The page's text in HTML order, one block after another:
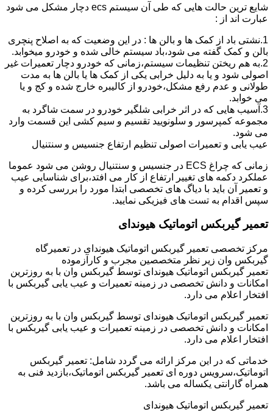
شایع ترین حالت هایی که طی آن سیستم ecs دچار مشکل می شود
عبارت اند از :
1.نشتی باد از کمک ها و بالن ها : در این وضعیت که به اصلاح پنچری
بالن و کمک گفته می شود،باد سیستم خالی شده و خودرو میخوابد.
2.به هم ریختن تنظیمات سیستم،زمانی که خودرو دچار تعمیرات غیر
اصولی شود و یا به دلیل خرابی یکی از کمک ها یا بالن ها به مدت
طولانی و عدم رفع مشکل،خودرو از کالیبره خارج شده و کج و یا
می خوابد.
3.آسیب هایی که در اثر خرابی شلگیر خودرو در سمت شاگرد به
مجموعه کمپرسور و سلونویید تقسیم و سیم کشی این قسمت وارد
می شود.
عیب یابی و تعمیرات اصولی تنظیم ارتفاع جنسیس و سنتنیال
زمانی که چراغ ECS در جنسیس و سنتنیال روشن می شود عموما
عملکرد دکمه های تغییر ارتفاع از کار می افتد،برای شناسایی عیب
و تعمیر آن باید با دیاگ های تخصصی ابتدا مورد را بررسی کرده و
سپس اقدام به تست های فیزیکی نمایید.
تعمیر گیربکس اتوماتیک هیوندای
مرکز تخصصی تعمیر گیربکس اتوماتیک هیوندای در تعمیرگاه
گیربکس وان زیر نظر متخصصین مجرب و کارآزموده
تعمیر گیربکس اتوماتیک هیوندای توسط گیربکس وان با به روزترین
امکانات و دانش تخصصی در زمینه تعمیرات و عیب یابی گیربکس با
افتخار اعلام می دارد.
تعمیر گیربکس اتوماتیک هیوندای توسط گیربکس وان با به روزترین
امکانات و دانش تخصصی در زمینه تعمیرات و عیب یابی گیربکس با
افتخار اعلام می دارد.
خدماتی که در این مرکز ارائه می گردد شامل: تعمیر گیربکس
اتوماتیک،سرویس دوره ای تعمیر گیربکس اتوماتیک،بازدید فنی به
همراه گارانتی یکساله می باشد.
تعمیر گیربکس اتوماتیک هیوندای